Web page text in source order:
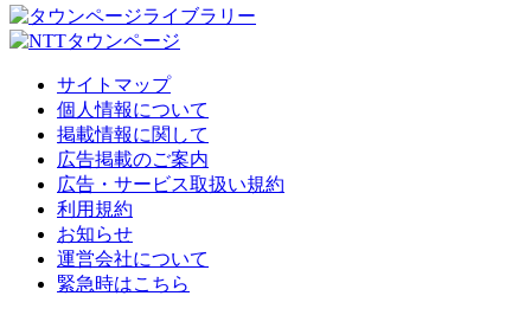
サイトマップ
個人情報について
掲載情報に関して
広告掲載のご案内
広告・サービス取扱い規約
利用規約
お知らせ
運営会社について
緊急時はこちら